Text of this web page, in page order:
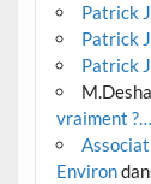
Patrick
Patrick
Patrick
vraiment ?…
Environ